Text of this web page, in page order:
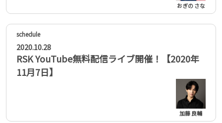
おぎの さな
2020.10.28
RSK YouTube無料配信ライブ開催！【2020年
11月7日】
加藤 良輔